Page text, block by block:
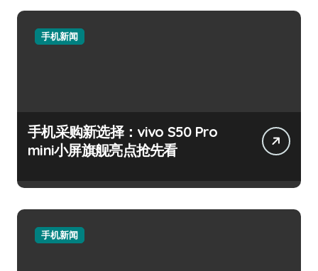
手机新闻
手机采购新选择：vivo S50 Pro
mini小屏旗舰亮点抢先看
手机新闻